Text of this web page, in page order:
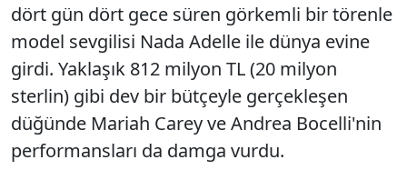
dört gün dört gece süren görkemli bir törenle
model sevgilisi Nada Adelle ile dünya evine
girdi. Yaklaşık 812 milyon TL (20 milyon
sterlin) gibi dev bir bütçeyle gerçekleşen
düğünde Mariah Carey ve Andrea Bocelli'nin
performansları da damga vurdu.